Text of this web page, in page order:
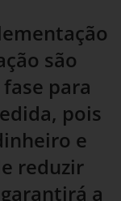
são
para
pois
e
reduzir
a